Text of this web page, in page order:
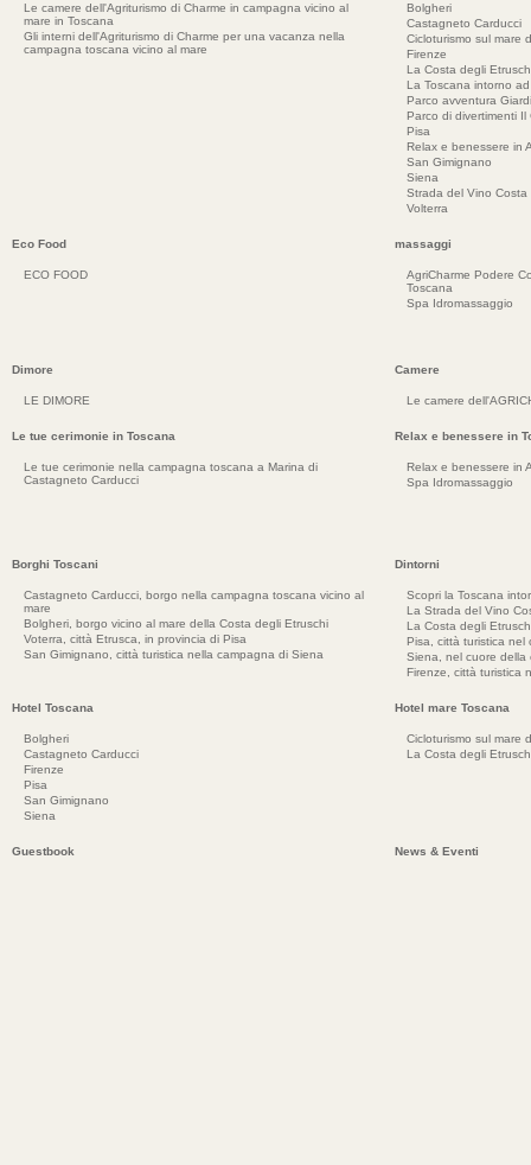
Le camere dell'Agriturismo di Charme in campagna vicino al
mare in Toscana
Gli interni dell'Agriturismo di Charme per una vacanza nella
campagna toscana vicino al mare
Bolgheri
Castagneto Carducci
Cicloturismo sul mare
Firenze
La Costa degli
La Toscana intorno
Parco avventura
Parco di divertimenti Il
Pisa
Relax e benessere in
San Gimignano
Siena
Strada del Vino Costa
Volterra
Eco Food
ECO FOOD
massaggi
AgriCharme Podere
Toscana
Spa Idromassaggio
Dimore
LE DIMORE
Camere
Le camere
Le tue cerimonie in Toscana
Le tue cerimonie nella campagna toscana a Marina di
Castagneto Carducci
Relax e benessere in
Relax e benessere in
Spa Idromassaggio
Borghi Toscani
Castagneto Carducci, borgo nella campagna toscana vicino al
mare
Bolgheri, borgo vicino al mare della Costa degli Etruschi
Voterra, città Etrusca, in provincia di Pisa
San Gimignano, città turistica nella campagna di Siena
Dintorni
Scopri la Toscana
La Strada del Vino
La Costa degli
Pisa, città turistica nel
Siena, nel cuore della
Firenze, città turistica
Hotel Toscana
Bolgheri
Castagneto Carducci
Firenze
Pisa
San Gimignano
Siena
Hotel mare Toscana
Cicloturismo sul mare
La Costa degli
Guestbook News & Eventi